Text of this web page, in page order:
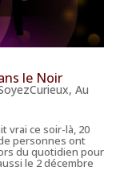
le Noir
, Au
vrai ce soir-là, 20
personnes ont
du quotidien pour
le 2 décembre